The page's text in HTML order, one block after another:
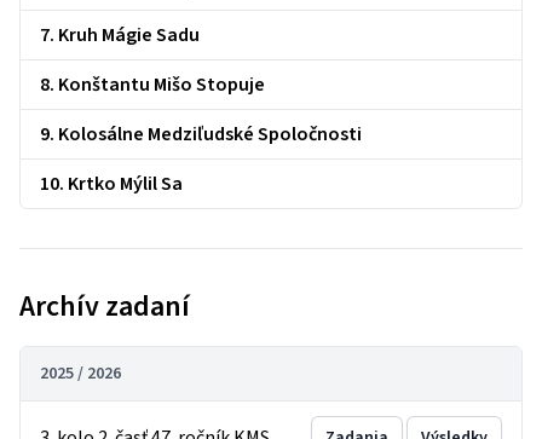
7. Kruh Mágie Sadu
8. Konštantu Mišo Stopuje
9. Kolosálne Medziľudské Spoločnosti
10. Krtko Mýlil Sa
Archív zadaní
2025 / 2026